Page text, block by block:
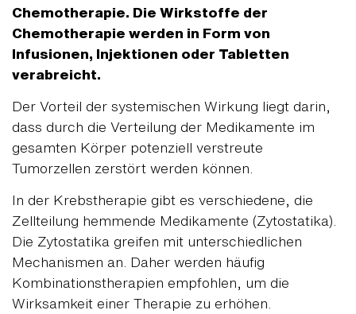
Chemotherapie. Die Wirkstoffe der
Chemotherapie werden in Form von
Infusionen, Injektionen oder Tabletten
verabreicht.
Der Vorteil der systemischen Wirkung liegt darin,
dass durch die Verteilung der Medikamente im
gesamten Körper potenziell verstreute
Tumorzellen zerstört werden können.
In der Krebstherapie gibt es verschiedene, die
Zellteilung hemmende Medikamente (Zytostatika).
Die Zytostatika greifen mit unterschiedlichen
Mechanismen an. Daher werden häufig
Kombinationstherapien empfohlen, um die
Wirksamkeit einer Therapie zu erhöhen.